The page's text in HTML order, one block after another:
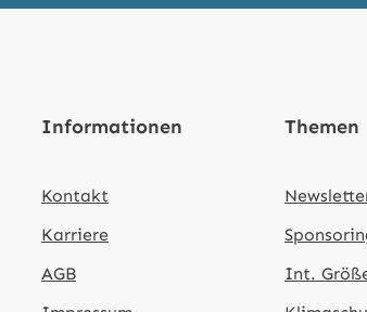
Informationen
Kontakt
Karriere
AGB
Themen
Int.